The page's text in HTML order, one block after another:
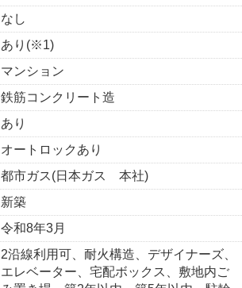
なし
あり(※1)
マンション
鉄筋コンクリート造
あり
オートロックあり
都市ガス(日本ガス 本社)
新築
令和8年3月
2沿線利用可、耐火構造、デザイナーズ、
エレベーター、宅配ボックス、敷地内ご